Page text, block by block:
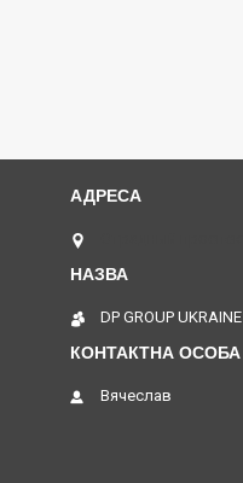
DP GROUP UKRAINE
Вячеслав